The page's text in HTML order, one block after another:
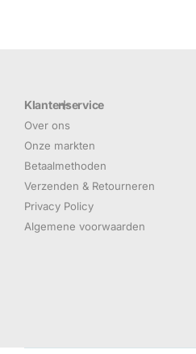
Klantenservice
Over ons
Onze markten
Betaalmethoden
Verzenden & Retourneren
Privacy Policy
Algemene voorwaarden